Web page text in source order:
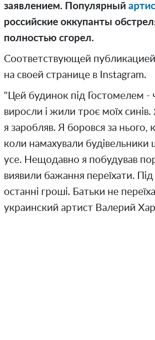
заявлением. Популярный
российские оккупанты
полностью сгорел.
Соответствующей
на своей странице в Instagram.
"Цей будинок під Гостомелем
виросли і жили троє моїх
я заробляв. Я боровся за
коли намахували
усе. Нещодавно я побудував
виявили бажання переїхати.
останні гроші. Батьки не
украинский артист Валерий